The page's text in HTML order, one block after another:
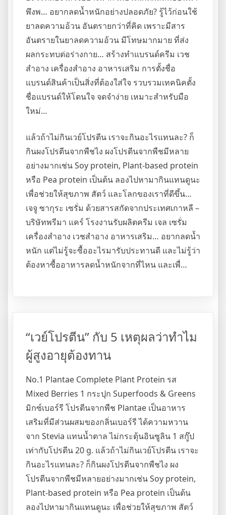
พึงพ… อยากลดน้ำหนักอย่างปลอดภัย? รู้ไว้ก่อนใช้
ยาลดความอ้วน อันตรายกว่าที่คิด เพราะมีสาร
อันตรายในยาลดความอ้วน มีโทษมากมาย ที่ส่ง
ผลกระทบต่อร่างกาย… สร้างทำแบรนด์ครีม เวช
สำอาง เครื่องสำอาง อาหารเสริม การตั้งชื่อ
แบรนด์สินค้าเป็นสิ่งที่ต้องใส่ใจ รวบรวมเทคนิคตั้ง
ชื่อแบรนด์ให้โดนใจ จดจำง่าย เหมาะสำหรับมือ
ใหม่…
แล้วถ้าไม่กินเวย์โปรตีน เราจะกินอะไรแทนละ? ก็
กินผงโปรตีนจากพืชไง ผงโปรตีนจากพืชมีหลาย
อย่างมากเช่น Soy protein, Plant-based protein
หรือ Pea protein เป็นต้น ลองไปหามากินแทนดูนะ
เพื่อช่วยให้สุขภาพ สัตว์ และโลกของเราที่ดีขึ้น…
เจจู ซากุระ เซรั่ม ด้วยสารสกัดจากประเทศเกาหลี –
บริษัทพรีมา แคร์ โรงงานรับผลิตครีม เจล เซรั่ม
เครื่องสำอาง เวชสำอาง อาหารเสริม… อยากลดน้ำ
หนัก แต่ไม่รู้จะซื้ออะไรมารับประทานดี และไม่รู้ว่า
ต้องหาซื้ออาหารลดน้ำหนักจากที่ไหน และเพื่…
“เวย์โปรตีน” กับ 5 เหตุผลว่าทำไม
ผู้สูงอายุต้องทาน
No.1 Plantae Complete Plant Protein รส
Mixed Berries 1 กระปุก Superfoods & Greens
มิกซ์เบอร์รี โปรตีนจากพืช Plantae เป็นอาหาร
เสริมที่มีส่วนผสมของกลิ่นเบอร์รี ได้ความหวาน
จาก Stevia แทนน้ำตาล ไม่กระตุ้นอินซูลิน 1 สกู๊ป
เท่ากับโปรตีน 20 g. แล้วถ้าไม่กินเวย์โปรตีน เราจะ
กินอะไรแทนละ? ก็กินผงโปรตีนจากพืชไง ผง
โปรตีนจากพืชมีหลายอย่างมากเช่น Soy protein,
Plant-based protein หรือ Pea protein เป็นต้น
ลองไปหามากินแทนดูนะ เพื่อช่วยให้สุขภาพ สัตว์